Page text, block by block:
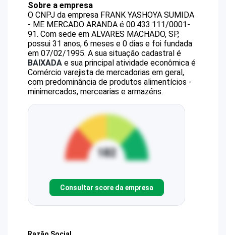
Sobre a empresa
O CNPJ da empresa FRANK YASHOYA SUMIDA
- ME MERCADO ARANDA é 00.433.111/0001-
91. Com sede em ALVARES MACHADO, SP,
possui 31 anos, 6 meses e 0 dias e foi fundada
em 07/02/1995. A sua situação cadastral é
BAIXADA e sua principal atividade econômica é
Comércio varejista de mercadorias em geral,
com predominância de produtos alimentícios -
minimercados, mercearias e armazéns.
Consultar score da empresa